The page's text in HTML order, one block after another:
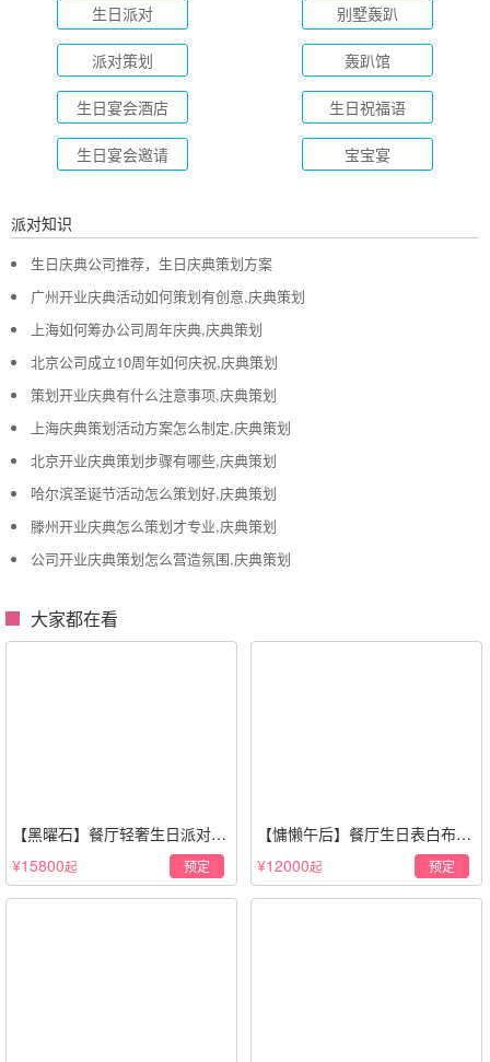
生日派对 别墅轰趴
派对策划 轰趴馆
生日宴会酒店 生日祝福语
生日宴会邀请 宝宝宴
派对知识
生日庆典公司推荐，生日庆典策划方案
广州开业庆典活动如何策划有创意,庆典策划
上海如何筹办公司周年庆典,庆典策划
北京公司成立10周年如何庆祝,庆典策划
策划开业庆典有什么注意事项,庆典策划
上海庆典策划活动方案怎么制定,庆典策划
北京开业庆典策划步骤有哪些,庆典策划
哈尔滨圣诞节活动怎么策划好,庆典策划
滕州开业庆典怎么策划才专业,庆典策划
公司开业庆典策划怎么营造氛围,庆典策划
大家都在看
【黑曜石】餐厅轻奢生日派对策
划·黑金风格
¥15800起 预定
【慵懒午后】餐厅生日表白布置
场景·轻奢白色系
¥12000起 预定